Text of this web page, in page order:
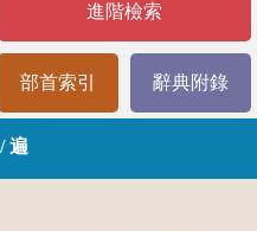
進階檢索
部首索引 辭典附錄
遍